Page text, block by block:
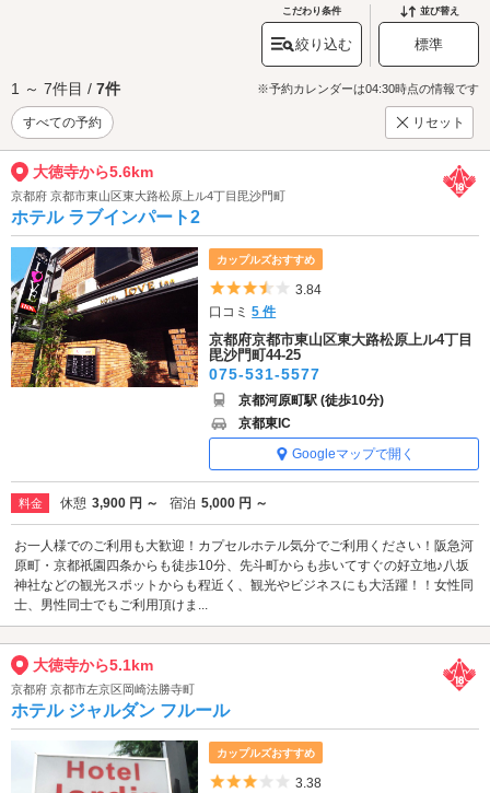
こだわり条件
絞り込む
並び替え
標準
1 ～ 7件目 / 7件 ※予約カレンダーは04:30時点の情報です
すべての予約 リセット
大徳寺から5.6km
京都府 京都市東山区東大路松原上ル4丁目毘沙門町
ホテル ラブインパート2
カップルズおすすめ
5つ星のうち3.5
3.84
口コミ5 件
京都府京都市東山区東大路松原上ル4丁目
毘沙門町44-25
075-531-5577
京都河原町駅 (徒歩10分)
京都東IC
Googleマップで開く
料金 休憩 3,900 円 ～ 宿泊 5,000 円 ～
お一人様でのご利用も大歓迎！カプセルホテル気分でご利用ください！阪急河
原町・京都祇園四条からも徒歩10分、先斗町からも歩いてすぐの好立地♪八坂
神社などの観光スポットからも程近く、観光やビジネスにも大活躍！！女性同
士、男性同士でもご利用頂けま...
大徳寺から5.1km
京都府 京都市左京区岡崎法勝寺町
ホテル ジャルダン フルール
カップルズおすすめ
5つ星のうち3
3.38